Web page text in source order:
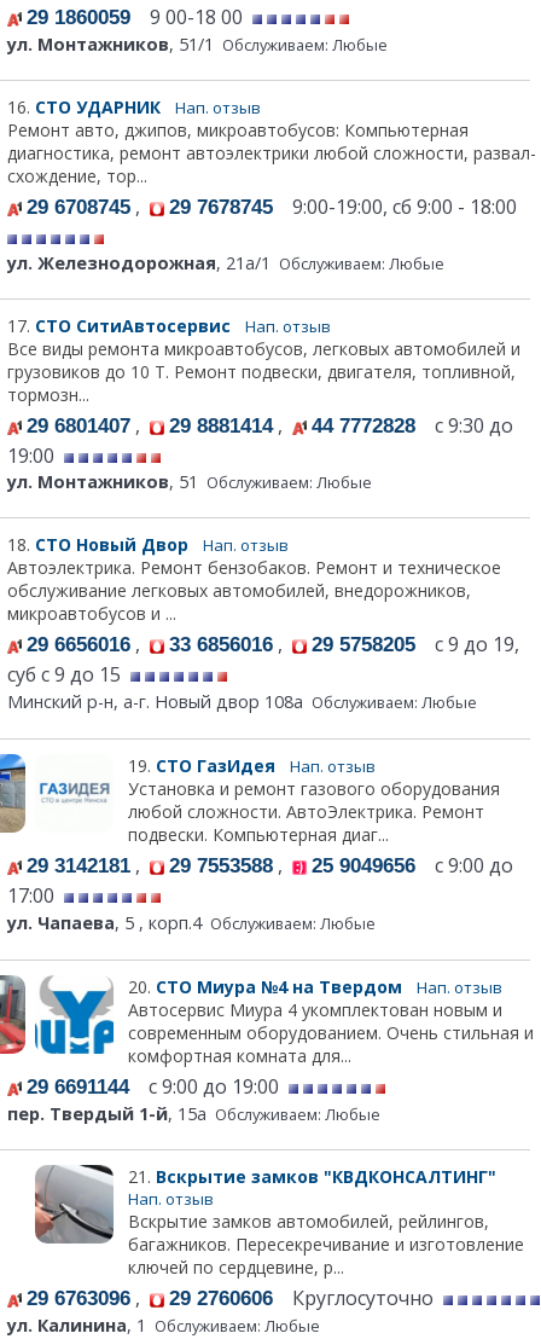
29 1860059 9 00-18 00
ул. Монтажников, 51/1 Обслуживаем: Любые
16. СТО УДАРНИК Нап. отзыв
Ремонт авто, джипов, микроавтобусов: Компьютерная
диагностика, ремонт автоэлектрики любой сложности, развал-
схождение, тор...
29 6708745 , 29 7678745 9:00-19:00, сб 9:00 - 18:00
ул. Железнодорожная, 21а/1 Обслуживаем: Любые
17. СТО СитиАвтосервис Нап. отзыв
Все виды ремонта микроавтобусов, легковых автомобилей и
грузовиков до 10 Т. Ремонт подвески, двигателя, топливной,
тормозн...
29 6801407 , 29 8881414, 44 7772828 с 9:30 до
19:00
ул. Монтажников, 51 Обслуживаем: Любые
18. СТО Новый Двор Нап. отзыв
Автоэлектрика. Ремонт бензобаков. Ремонт и техническое
обслуживание легковых автомобилей, внедорожников,
микроавтобусов и ...
29 6656016 , 33 6856016 , 29 5758205 с 9 до 19,
суб с 9 до 15
Минский р-н, а-г. Новый двор 108а Обслуживаем: Любые
19. СТО ГазИдея Нап. отзыв
Установка и ремонт газового оборудования
любой сложности. АвтоЭлектрика. Ремонт
подвески. Компьютерная диаг...
29 3142181 , 29 7553588 , 25 9049656 с 9:00 до
17:00
ул. Чапаева, 5 , корп.4 Обслуживаем: Любые
20. СТО Миура №4 на Твердом Нап. отзыв
Автосервис Миура 4 укомплектован новым и
современным оборудованием. Очень стильная и
комфортная комната для...
29 6691144с 9:00 до 19:00
пер. Твердый 1-й, 15а Обслуживаем: Любые
21. Вскрытие замков "КВДКОНСАЛТИНГ"
Нап. отзыв
Вскрытие замков автомобилей, рейлингов,
багажников. Пересекречивание и изготовление
ключей по сердцевине, р...
29 6763096 , 29 2760606 Круглосуточно
ул. Калинина, 1 Обслуживаем: Любые